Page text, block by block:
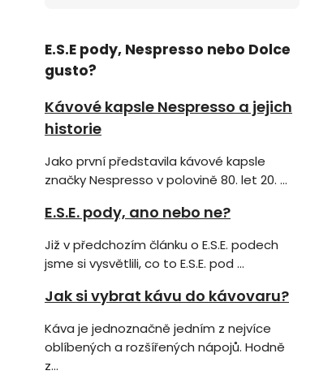
E.S.E pody, Nespresso nebo Dolce
gusto?
Kávové kapsle Nespresso a jejich
historie
Jako první představila kávové kapsle
značky Nespresso v polovině 80. let 20. ...
E.S.E. pody, ano nebo ne?
Již v předchozím článku o E.S.E. podech
jsme si vysvětlili, co to E.S.E. pod ...
Jak si vybrat kávu do kávovaru?
Káva je jednoznačně jedním z nejvíce
oblíbených a rozšířených nápojů. Hodně
z...